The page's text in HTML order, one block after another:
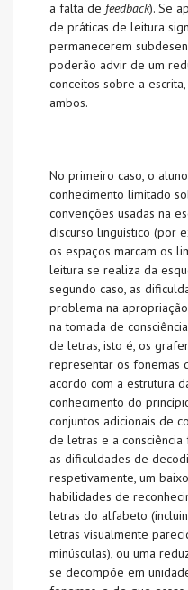
a falta de feedback). Se
de práticas de leitura
permanecerem
poderão advir de um
conceitos sobre a
ambos.
No primeiro caso, o
conhecimento limitado
convenções usadas na
discurso linguístico (por
os espaços marcam os
leitura se realiza da
segundo caso, as
problema na
na tomada de
de letras, isto é, os
representar os fonemas
acordo com a estrutura
conhecimento do
conjuntos adicionais de
de letras e a
as dificuldades de
respetivamente, um
habilidades de
letras do alfabeto
letras visualmente
minúsculas), ou uma
se decompõe em